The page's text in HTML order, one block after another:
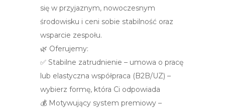
się w przyjaznym, nowoczesnym
środowisku i ceni sobie stabilność oraz
wsparcie zespołu.
🌿 Oferujemy:
✅ Stabilne zatrudnienie – umowa o pracę
lub elastyczna współpraca (B2B/UZ) –
wybierz formę, która Ci odpowiada
💰 Motywujący system premiowy –